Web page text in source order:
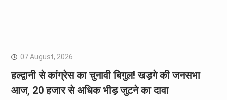
07 August, 2026
हल्द्वानी से कांग्रेस का चुनावी बिगुल! खड़गे की जनसभा
आज, 20 हजार से अधिक भीड़ जुटने का दावा